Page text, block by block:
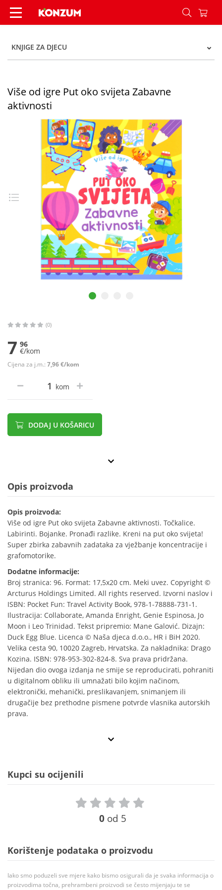
Više od igre Put oko svijeta Zabavne aktivnosti -
KNJIGE ZA DJECU
Više od igre Put oko svijeta Zabavne
aktivnosti
(0)
7 96
€/kom
Cijena za j.m.: 7,96 €/kom
kom
DODAJ U KOŠARICU
Opis proizvoda
Opis proizvoda:
Više od igre Put oko svijeta Zabavne aktivnosti. Točkalice.
Labirinti. Bojanke. Pronađi razlike. Kreni na put oko svijeta!
Super zbirka zabavnih zadataka za vježbanje koncentracije i
grafomotorike.
Dodatne informacije:
Broj stranica: 96. Format: 17,5x20 cm. Meki uvez. Copyright ©
Arcturus Holdings Limited. All rights reserved. Izvorni naslov i
ISBN: Pocket Fun: Travel Activity Book, 978-1-78888-731-1.
Ilustracija: Collaborate, Amanda Enright, Genie Espinosa, Jo
Moon i Leo Trinidad. Tekst pripremio: Mane Galović. Dizajn:
Duck Egg Blue. Licenca © Naša djeca d.o.o., HR i BiH 2020.
Velika cesta 90, 10020 Zagreb, Hrvatska. Za nakladnika: Drago
Kozina. ISBN: 978-953-302-824-8. Sva prava pridržana.
Nijedan dio ovoga izdanja ne smije se reproducirati, pohraniti
u digitalnom obliku ili umnažati bilo kojim načinom,
elektronički, mehanički, preslikavanjem, snimanjem ili
drugačije bez prethodne pismene potvrde vlasnika autorskih
prava.
Kupci su ocijenili
0 od 5
Korištenje podataka o proizvodu
Iako smo poduzeli sve mjere kako bismo osigurali da je svaka informacija o
proizvodima točna, prehrambeni proizvodi se često mijenjaju te se